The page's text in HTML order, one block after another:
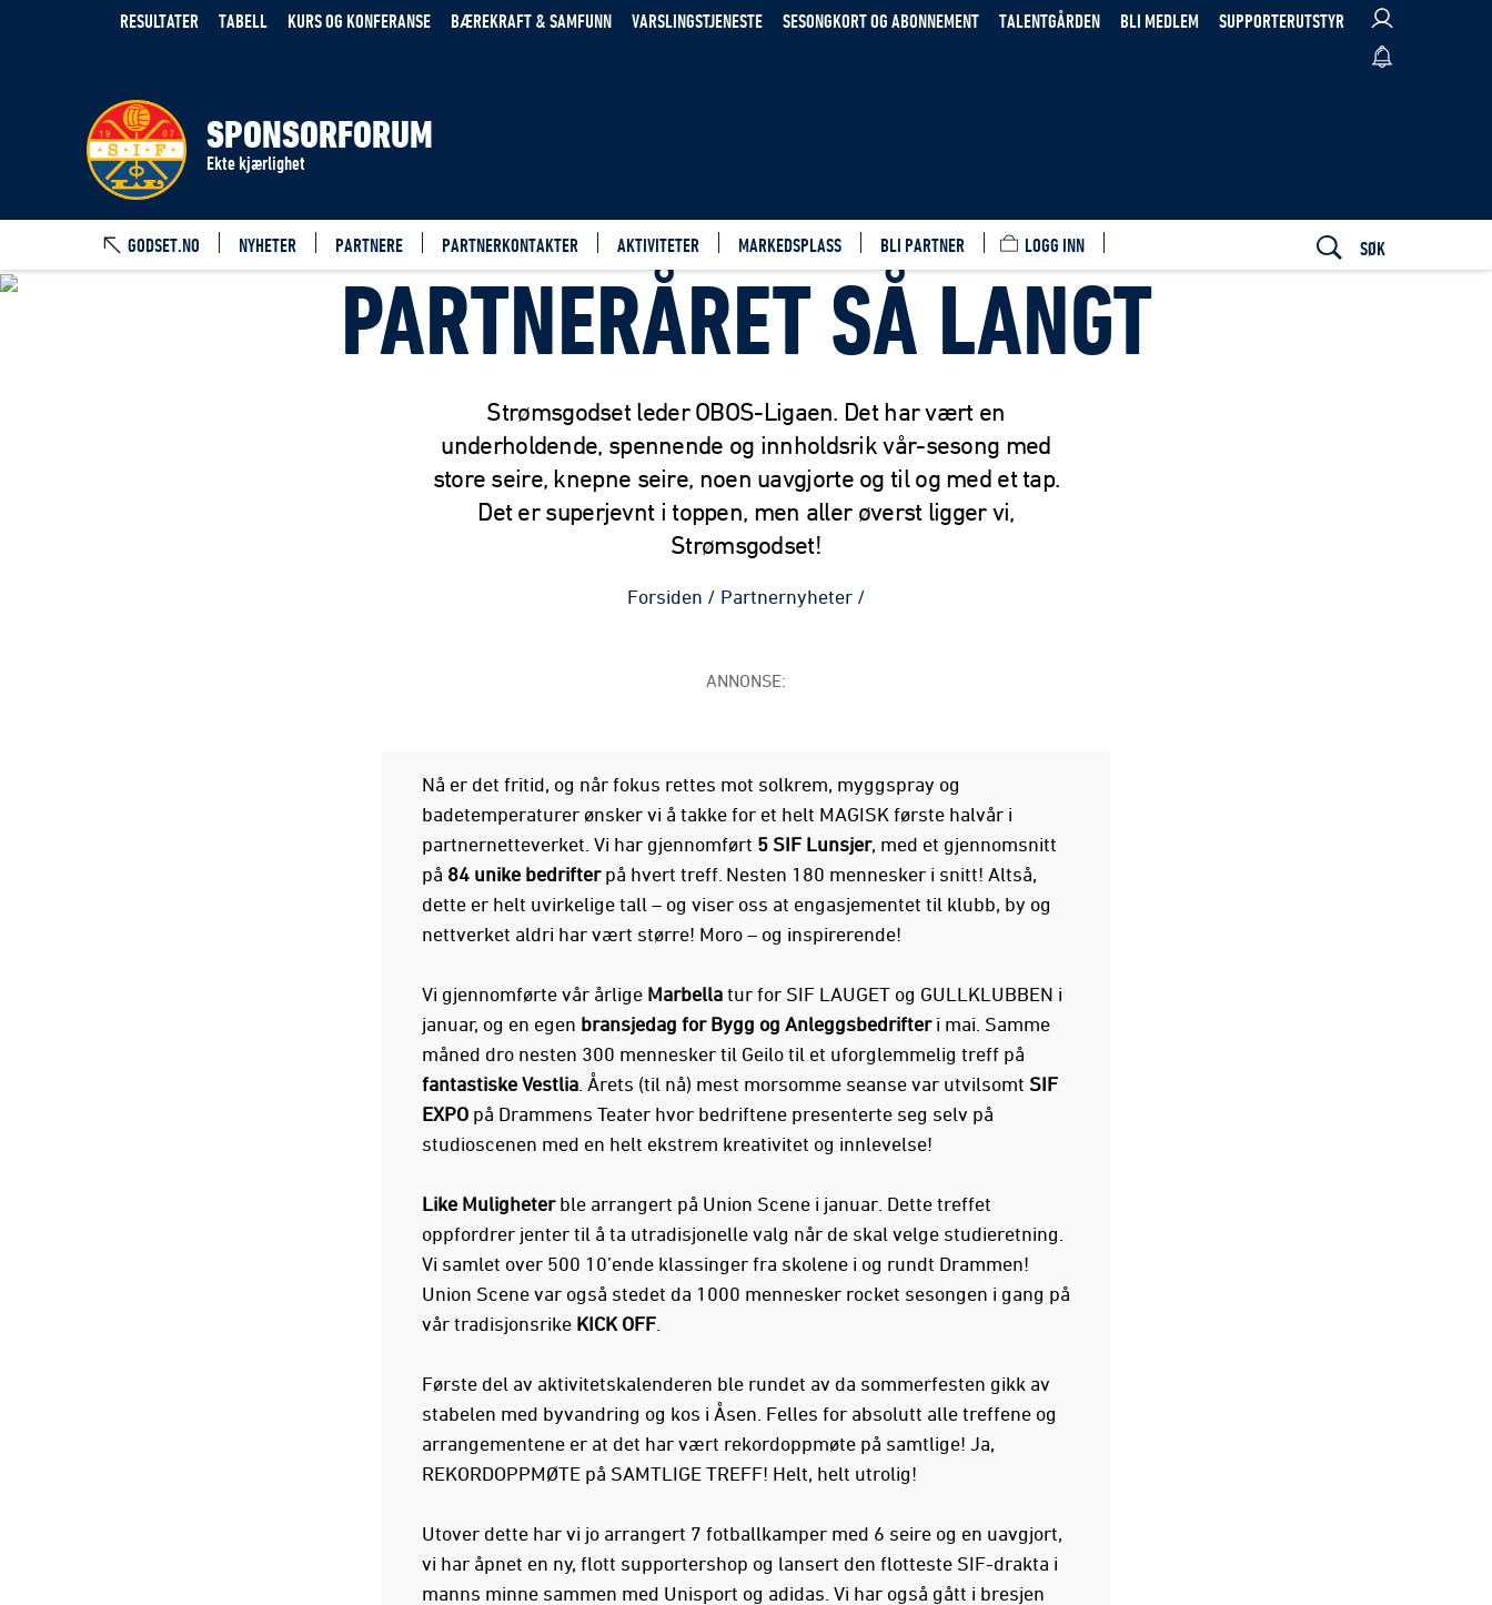
RESULTATER TABELL KURS OG KONFERANSE BÆREKRAFT & SAMFUNN VARSLINGSTJENESTE SESONGKORT OG ABONNEMENT TALENTGÅRDEN BLI MEDLEM SUPPORTERUTSTYR
SPONSORFORUM
Ekte kjærlighet
GODSET.NO NYHETER PARTNERE PARTNERKONTAKTER AKTIVITETER MARKEDSPLASS BLI PARTNER LOGG INN SØK
PARTNERÅRET SÅ LANGT
Strømsgodset leder OBOS-Ligaen. Det har vært en
underholdende, spennende og innholdsrik vår-sesong med
store seire, knepne seire, noen uavgjorte og til og med et tap.
Det er superjevnt i toppen, men aller øverst ligger vi,
Strømsgodset!
Forsiden / Partnernyheter /
ANNONSE:
Nå er det fritid, og når fokus rettes mot solkrem, myggspray og
badetemperaturer ønsker vi å takke for et helt MAGISK første halvår i
partnernetteverket. Vi har gjennomført 5 SIF Lunsjer, med et gjennomsnitt
på 84 unike bedrifterpå hvert treff. Nesten 180 mennesker i snitt! Altså,
dette er helt uvirkelige tall – og viser oss at engasjementet til klubb, by og
nettverket aldri har vært større! Moro – og inspirerende!
Vi gjennomførte vår årlige Marbellatur for SIF LAUGET og GULLKLUBBEN i
januar, og en egen bransjedag for Bygg og Anleggsbedrifteri mai. Samme
måned dro nesten 300 mennesker til Geilo til et uforglemmelig treff på
fantastiske Vestlia. Årets (til nå) mest morsomme seanse var utvilsomt SIF
EXPOpå Drammens Teater hvor bedriftene presenterte seg selv på
studioscenen med en helt ekstrem kreativitet og innlevelse!
Like Muligheterble arrangert på Union Scene i januar. Dette treffet
oppfordrer jenter til å ta utradisjonelle valg når de skal velge studieretning.
Vi samlet over 500 10’ende klassinger fra skolene i og rundt Drammen!
Union Scene var også stedet da 1000 mennesker rocket sesongen i gang på
vår tradisjonsrike KICK OFF.
Første del av aktivitetskalenderen ble rundet av da sommerfesten gikk av
stabelen med byvandring og kos i Åsen. Felles for absolutt alle treffene og
arrangementene er at det har vært rekordoppmøte på samtlige! Ja,
REKORDOPPMØTE på SAMTLIGE TREFF! Helt, helt utrolig!
Utover dette har vi jo arrangert 7 fotballkamper med 6 seire og en uavgjort,
vi har åpnet en ny, flott supportershop og lansert den flotteste SIF-drakta i
manns minne sammen med Unisport og adidas. Vi har også gått i bresjen